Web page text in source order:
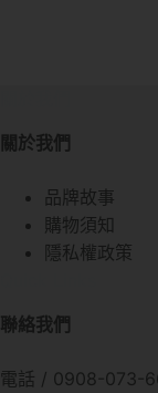
關於我們
品牌故事
購物須知
隱私權政策
聯絡我們
電話 / 0908-073-